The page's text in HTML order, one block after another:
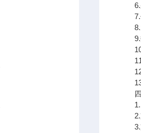
6.采
7.传
8.太
9.数
10.
11.
12.
13.
四
2.支
3.支